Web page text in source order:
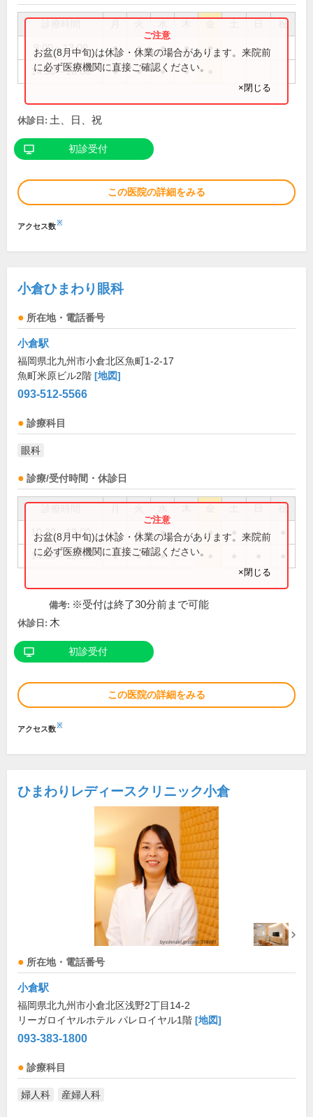
祝
9:00～13:00 ● ● ● ● ●
14:30～18:00 ● ● ● ●
お盆(8月中旬)は休診・休業の場合があります。来院前
に必ず医療機関に直接ご確認ください。
×閉じる
休診日: 土、日、祝
初診受付
この医院の詳細をみる
アクセス数※
小倉ひまわり眼科
所在地・電話番号
小倉駅
福岡県北九州市小倉北区魚町1-2-17
魚町米原ビル2階 [地図]
093-512-5566
診療科目
眼科
診療/受付時間・休診日
祝
10:30～13:00 ● ● ● ● ●
14:00～18:30 ● ● ●
お盆(8月中旬)は休診・休業の場合があります。来院前
に必ず医療機関に直接ご確認ください。
×閉じる
備考: ※受付は終了30分前まで可能
休診日: 木
初診受付
この医院の詳細をみる
アクセス数※
ひまわりレディースクリニック小倉
所在地・電話番号
小倉駅
福岡県北九州市小倉北区浅野2丁目14-2
リーガロイヤルホテル パレロイヤル1階 [地図]
093-383-1800
診療科目
婦人科 産婦人科